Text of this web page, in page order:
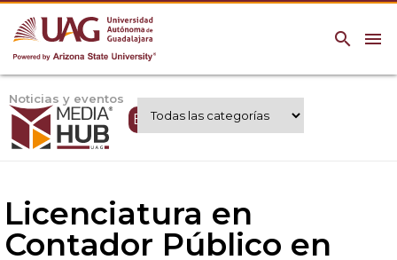
menu
search
Noticias y eventos
Expertos UAG
Licenciatura en
Contador Público en